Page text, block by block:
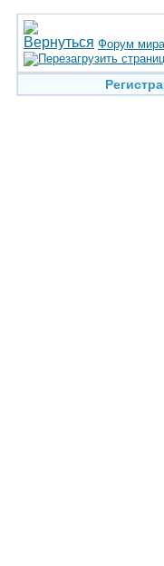
Форум мира